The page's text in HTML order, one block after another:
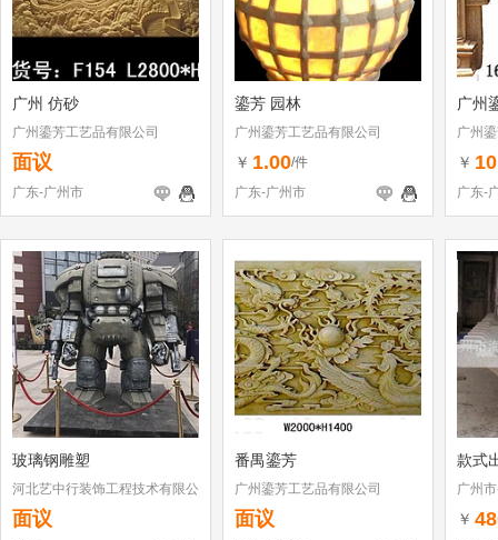
广州 仿砂
广州鎏芳工艺品有限公司
面议
广东-广州市
鎏芳 园林
广州鎏芳工艺品有限公司
￥ 1.00/件
广东-广州市
广州
广州
￥
广东-
玻璃钢雕塑
河北艺中行装饰工程技术有限公
司
面议
番禺鎏芳
广州鎏芳工艺品有限公司
面议
款式
广州
品厂
￥